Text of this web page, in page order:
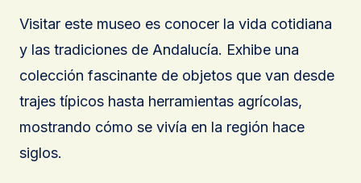
Visitar este museo es conocer la vida cotidiana
y las tradiciones de Andalucía. Exhibe una
colección fascinante de objetos que van desde
trajes típicos hasta herramientas agrícolas,
mostrando cómo se vivía en la región hace
siglos.